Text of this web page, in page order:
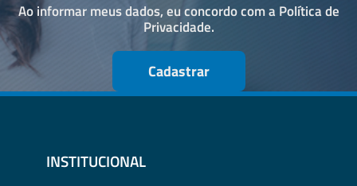
Ao informar meus dados, eu concordo com aPolítica de
Privacidade.
Cadastrar
INSTITUCIONAL